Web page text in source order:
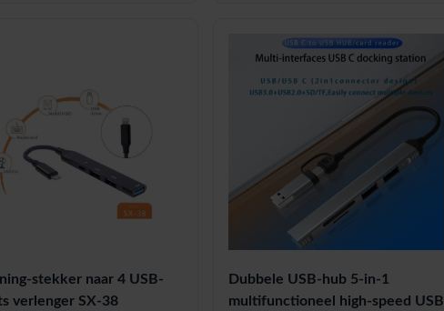
stekker naar 4 USB-
verlenger SX-38
Dubbele USB-hub 5-in-1
multifunctioneel high-speed USB